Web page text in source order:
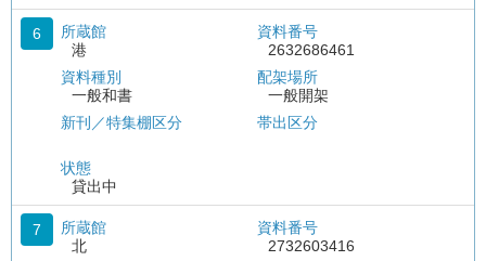
6
所蔵館
港
資料種別
一般和書
新刊／特集棚区分
状態
貸出中
資料番号
2632686461
配架場所
一般開架
帯出区分
7
所蔵館
北
資料番号
2732603416